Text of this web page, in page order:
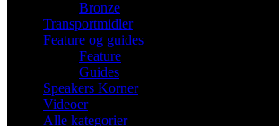
Bronze
Transportmidler
Feature og guides
Feature
Guides
Speakers Korner
Videoer
Alle kategorier